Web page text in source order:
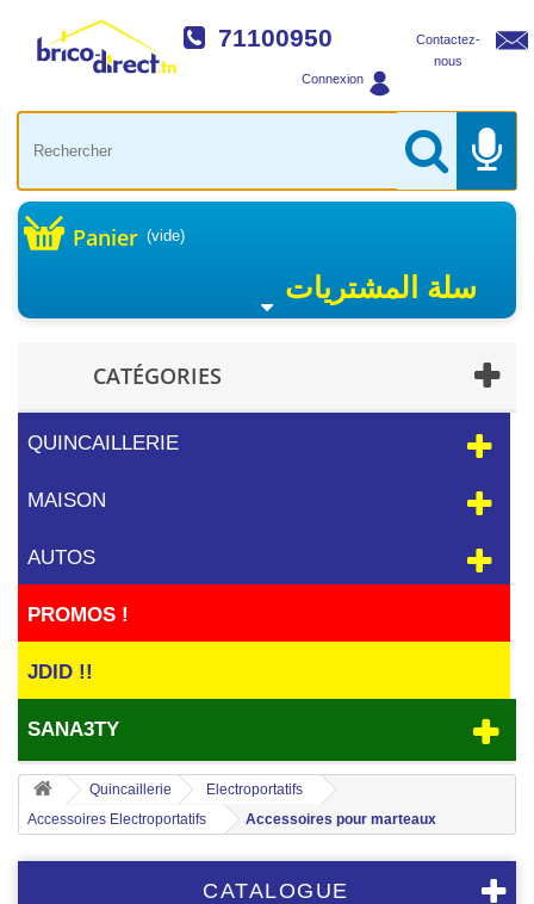
Contactez-
nous
71100950
Connexion
Panier (vide)
سلة المشتريات
CATÉGORIES
QUINCAILLERIE
MAISON
AUTOS
PROMOS !
JDID !!
SANA3TY
Quincaillerie
Electroportatifs
Accessoires Electroportatifs
Accessoires pour marteaux
CATALOGUE